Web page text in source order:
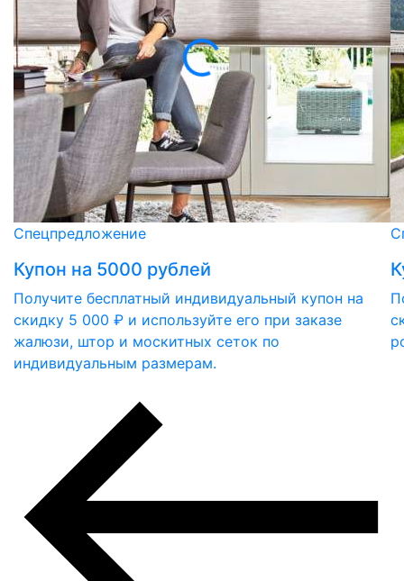
Спецпредложение
Купон на 5000 рублей
Получите бесплатный индивидуальный купон на
скидку 5 000 ₽ и используйте его при заказе
жалюзи, штор и москитных сеток по
индивидуальным размерам.